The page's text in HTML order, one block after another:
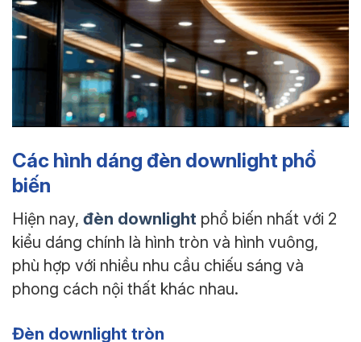
Các hình dáng đèn downlight phổ
biến
Hiện nay, đèn downlight phổ biến nhất với 2
kiểu dáng chính là hình tròn và hình vuông,
phù hợp với nhiều nhu cầu chiếu sáng và
phong cách nội thất khác nhau.
Đèn downlight tròn